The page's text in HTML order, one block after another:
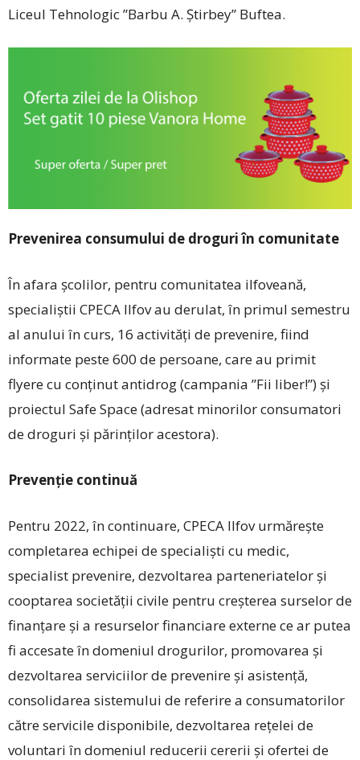
Liceul Tehnologic ”Barbu A. Știrbey” Buftea.
Prevenirea consumului de droguri în comunitate
În afara școlilor, pentru comunitatea ilfoveană,
specialiștii CPECA Ilfov au derulat, în primul semestru
al anului în curs, 16 activități de prevenire, fiind
informate peste 600 de persoane, care au primit
flyere cu conținut antidrog (campania ”Fii liber!”) și
proiectul Safe Space (adresat minorilor consumatori
de droguri și părinților acestora).
Prevenție continuă
Pentru 2022, în continuare, CPECA Ilfov urmărește
completarea echipei de specialiști cu medic,
specialist prevenire, dezvoltarea parteneriatelor și
cooptarea societății civile pentru creșterea surselor de
finanțare și a resurselor financiare externe ce ar putea
fi accesate în domeniul drogurilor, promovarea și
dezvoltarea serviciilor de prevenire și asistență,
consolidarea sistemului de referire a consumatorilor
către servicile disponibile, dezvoltarea rețelei de
voluntari în domeniul reducerii cererii și ofertei de